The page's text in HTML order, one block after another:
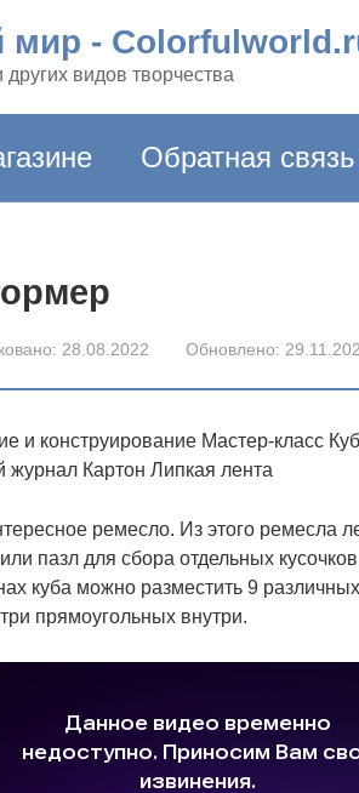
мир -
видов творчества
Обратная
28.08.2022 Обновлено:
и конструирование Мастер-класс
Картон Липкая лента
ремесло. Из этого ремесла
пазл для сбора отдельных
куба можно разместить 9
прямоугольных внутри.